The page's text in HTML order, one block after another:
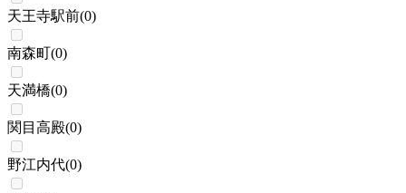
天王寺駅前(0)
南森町(0)
天満橋(0)
関目高殿(0)
野江内代(0)